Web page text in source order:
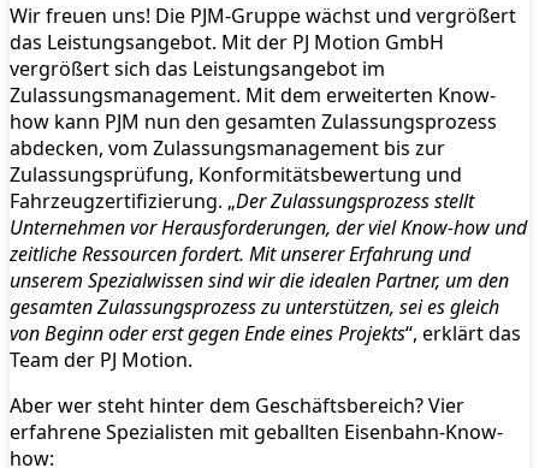
Wir freuen uns! Die PJM-Gruppe wächst und vergrößert
das Leistungsangebot. Mit der PJ Motion GmbH
vergrößert sich das Leistungsangebot im
Zulassungsmanagement. Mit dem erweiterten Know-
how kann PJM nun den gesamten Zulassungsprozess
abdecken, vom Zulassungsmanagement bis zur
Zulassungsprüfung, Konformitätsbewertung und
Fahrzeugzertifizierung. „Der Zulassungsprozess stellt
Unternehmen vor Herausforderungen, der viel Know-how und
zeitliche Ressourcen fordert. Mit unserer Erfahrung und
unserem Spezialwissen sind wir die idealen Partner, um den
gesamten Zulassungsprozess zu unterstützen, sei es gleich
von Beginn oder erst gegen Ende eines Projekts“, erklärt das
Team der PJ Motion.
Aber wer steht hinter dem Geschäftsbereich? Vier
erfahrene Spezialisten mit geballten Eisenbahn-Know-
how: